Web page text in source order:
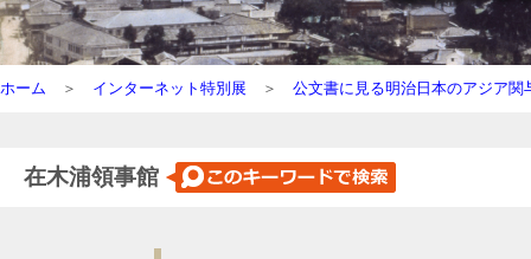
ホーム ＞ インターネット特別展 ＞ 公文書に見る明治日本のアジア関
在木浦領事館